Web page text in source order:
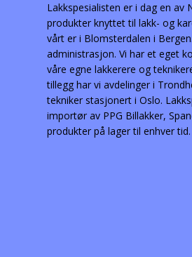
Lakkspesialisten er i dag en
produkter knyttet til lakk- og
vårt er i Blomsterdalen i
administrasjon. Vi har et eget
våre egne lakkerere og
tillegg har vi avdelinger i
tekniker stasjonert i Oslo.
importør av PPG Billakker,
produkter på lager til enhver tid.